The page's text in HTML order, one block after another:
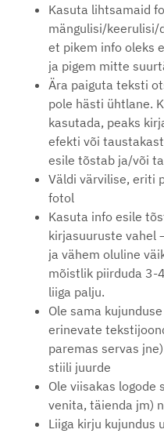
Kasuta lihtsamaid
mängulisi/keerulisi/
et pikem info oleks
ja pigem mitte
Ära paiguta teksti
pole hästi ühtlane.
kasutada, peaks
efekti või
esile tõstab ja/või
Väldi värvilise, eriti
fotol
Kasuta info esile
kirjasuuruste vahel
ja vähem oluline
mõistlik piirduda 3-
liiga palju.
Ole sama
erinevate
paremas servas
stiili juurde
Ole viisakas logode
venita, täienda jm)
Liiga kirju kujundus